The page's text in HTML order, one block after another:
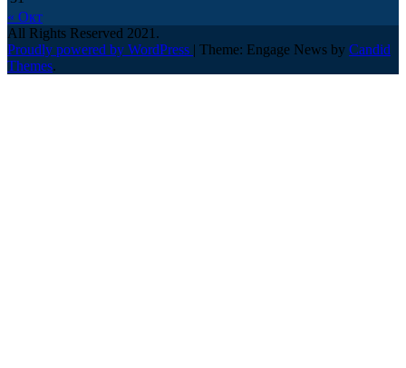
« Окт
All Rights Reserved 2021.
Proudly powered by WordPress | Theme: Engage News by Candid
Themes.